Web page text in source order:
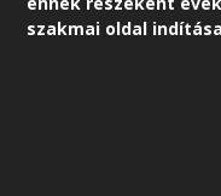
szakmai oldal